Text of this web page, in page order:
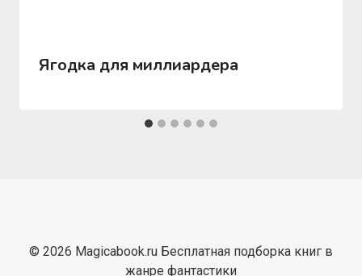
Ягодка для миллиардера
© 2026 Magicabook.ru Бесплатная подборка книг в
жанре фантастики